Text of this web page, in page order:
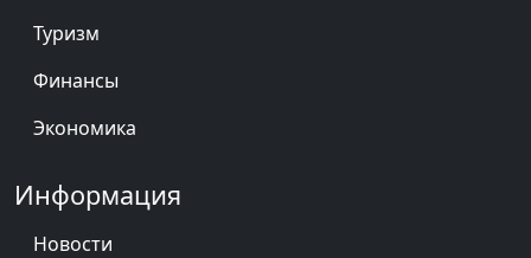
Туризм
Финансы
Экономика
Информация
Новости